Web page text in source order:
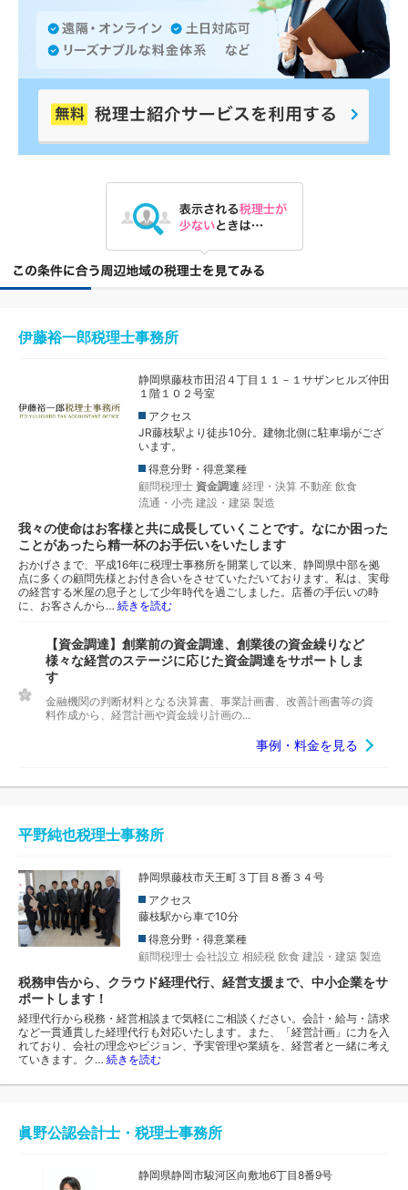
伊藤裕一郎税理士事務所
静岡県藤枝市田沼４丁目１１－１サザンヒルズ仲田
１階１０２号室
アクセス
JR藤枝駅より徒歩10分。建物北側に駐車場がござ
います。
得意分野・得意業種
顧問税理士 資金調達 経理・決算 不動産 飲食
流通・小売 建設・建築 製造
我々の使命はお客様と共に成長していくことです。なにか困った
ことがあったら精一杯のお手伝いをいたします
おかげさまで、平成16年に税理⼠事務所を開業して以来、静岡県中部を拠
点に多くの顧問先様とお付き合いをさせていただいております。私は、実⺟
の経営する⽶屋の息⼦として少年時代を過ごしました。店番の⼿伝いの時
に、お客さんから… 続きを読む
【資金調達】創業前の資⾦調達、創業後の資⾦繰りなど
様々な経営のステージに応じた資⾦調達をサポートしま
す
⾦融機関の判断材料となる決算書、事業計画書、改善計画書等の資
料作成から、経営計画や資⾦繰り計画の...
事例・料金を見る
平野純也税理士事務所
静岡県藤枝市天王町３丁目８番３４号
アクセス
藤枝駅から車で10分
得意分野・得意業種
顧問税理士 会社設立 相続税 飲食 建設・建築 製造
税務申告から、クラウド経理代行、経営支援まで、中小企業をサ
ポートします！
経理代行から税務・経営相談まで気軽にご相談ください。会計・給与・請求
など一貫通貫した経理代行も対応いたします。また、「経営計画」に力を入
れており、会社の理念やビジョン、予実管理や業績を、経営者と一緒に考え
ていきます。ク… 続きを読む
眞野公認会計士・税理士事務所
静岡県静岡市駿河区向敷地6丁目8番9号